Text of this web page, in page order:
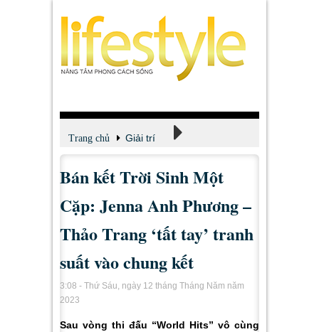
Trang chủ Giải trí
Xem - Nghe - Đọc
Bán kết Trời Sinh Một
Cặp: Jenna Anh Phương –
Thảo Trang ‘tất tay’ tranh
suất vào chung kết
3:08 - Thứ Sáu, ngày 12 tháng Tháng Năm năm
2023
Sau vòng thi đấu “World Hits” vô cùng